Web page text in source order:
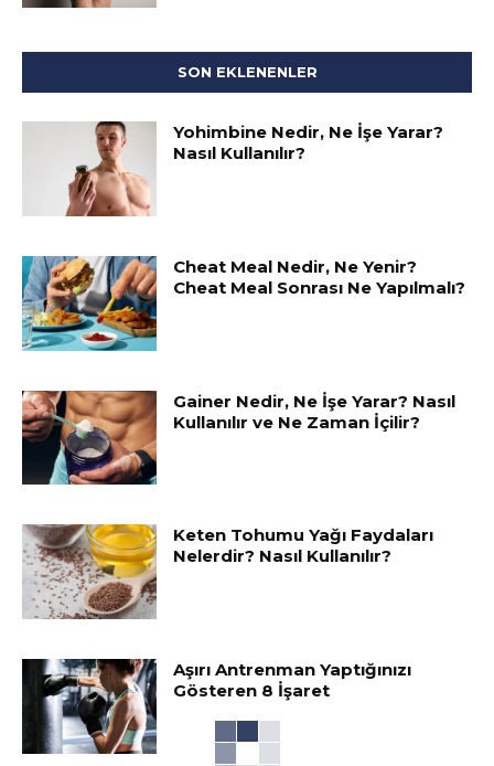
SON EKLENENLER
Yohimbine Nedir, Ne İşe Yarar?
Nasıl Kullanılır?
Cheat Meal Nedir, Ne Yenir?
Cheat Meal Sonrası Ne Yapılmalı?
Gainer Nedir, Ne İşe Yarar? Nasıl
Kullanılır ve Ne Zaman İçilir?
Keten Tohumu Yağı Faydaları
Nelerdir? Nasıl Kullanılır?
Aşırı Antrenman Yaptığınızı
Gösteren 8 İşaret